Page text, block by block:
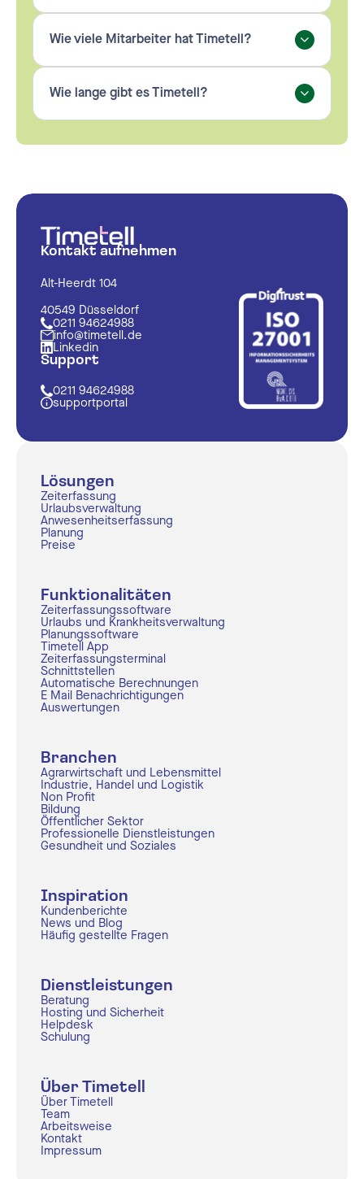
Wie viele Mitarbeiter hat Timetell?
Wie lange gibt es Timetell?
Kontakt aufnehmen
Alt-Heerdt 104
40549 Düsseldorf
0211 94624988
info@timetell.de
Linkedin
Support
0211 94624988
supportportal
Lösungen
Zeiterfassung
Urlaubsverwaltung
Anwesenheitserfassung
Planung
Preise
Funktionalitäten
Zeiterfassungssoftware
Urlaubs und Krankheitsverwaltung
Planungssoftware
Timetell App
Zeiterfassungsterminal
Schnittstellen
Automatische Berechnungen
E Mail Benachrichtigungen
Auswertungen
Branchen
Agrarwirtschaft und Lebensmittel
Industrie, Handel und Logistik
Non Profit
Bildung
Öffentlicher Sektor
Professionelle Dienstleistungen
Gesundheit und Soziales
Inspiration
Kundenberichte
News und Blog
Häufig gestellte Fragen
Dienstleistungen
Beratung
Hosting und Sicherheit
Helpdesk
Schulung
Über Timetell
Über Timetell
Team
Arbeitsweise
Kontakt
Impressum